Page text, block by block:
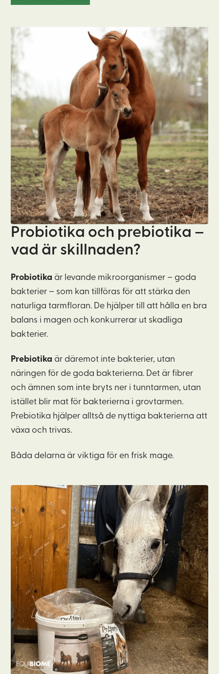
Probiotika och prebiotika –
vad är skillnaden?
Probiotika är levande mikroorganismer – goda
bakterier – som kan tillföras för att stärka den
naturliga tarmfloran. De hjälper till att hålla en bra
balans i magen och konkurrerar ut skadliga
bakterier.
Prebiotika är däremot inte bakterier, utan
näringen för de goda bakterierna. Det är fibrer
och ämnen som inte bryts ner i tunntarmen, utan
istället blir mat för bakterierna i grovtarmen.
Prebiotika hjälper alltså de nyttiga bakterierna att
växa och trivas.
Båda delarna är viktiga för en frisk mage.